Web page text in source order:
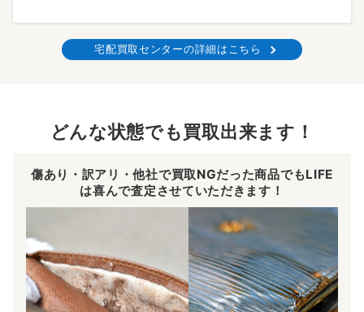
宅配買取センターの詳細はこちら
どんな状態でも買取出来ます！
傷あり・訳アリ・他社で買取NGだった商品でもLIFE
は喜んで査定させていただきます！